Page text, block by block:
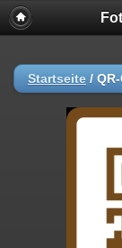
Startseite /